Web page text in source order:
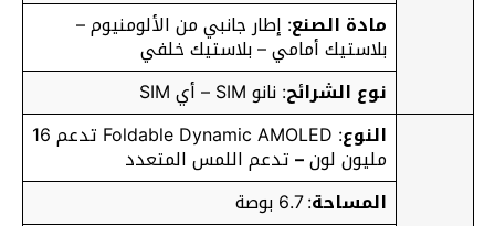
مادة الصنع: إطار جانبي من الألومنيوم –
بلاستيك أمامي – بلاستيك خلفي
نوع الشرائح: نانو SIM – أي SIM
النوع : Foldable Dynamic AMOLED تدعم 16
مليون لون–تدعم اللمس المتعدد
المساحة: 6.7 بوصة